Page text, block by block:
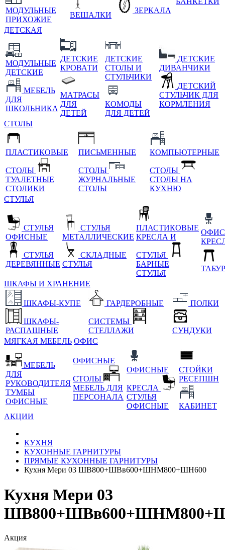
МОДУЛЬНЫЕ
ПРИХОЖИЕ
ВЕШАЛКИ
ЗЕРКАЛА
ДЕТСКАЯ
МОДУЛЬНЫЕ
ДЕТСКИЕ
МЕБЕЛЬ
ДЛЯ
ШКОЛЬНИКА
ДЕТСКИЕ
КРОВАТИ
МАТРАСЫ
ДЛЯ
ДЕТЕЙ
ДЕТСКИЕ
СТОЛЫ И
СТУЛЬЧИКИ
КОМОДЫ
ДЛЯ ДЕТЕЙ
ДЕТСКИЕ
ДИВАНЧИКИ
ДЕТСКИЙ
СТУЛЬЧИК ДЛЯ
КОРМЛЕНИЯ
СТОЛЫ
ПЛАСТИКОВЫЕ
СТОЛЫ
ТУАЛЕТНЫЕ
СТОЛИКИ
ПИСЬМЕННЫЕ
СТОЛЫ
ЖУРНАЛЬНЫЕ
СТОЛЫ
КОМПЬЮТЕРНЫЕ
СТОЛЫ
СТОЛЫ НА
КУХНЮ
СТУЛЬЯ
СТУЛЬЯ
ОФИСНЫЕ
СТУЛЬЯ
ДЕРЕВЯННЫЕ
СТУЛЬЯ
МЕТАЛЛИЧЕСКИЕ
СКЛАДНЫЕ
СТУЛЬЯ
ПЛАСТИКОВЫЕ
КРЕСЛА И
СТУЛЬЯ
БАРНЫЕ
СТУЛЬЯ
ШКАФЫ И ХРАНЕНИЕ
ШКАФЫ-КУПЕ
ШКАФЫ-
РАСПАШНЫЕ
ГАРДЕРОБНЫЕ
СИСТЕМЫ
СТЕЛЛАЖИ
ПОЛКИ
СУНДУКИ
МЯГКАЯ МЕБЕЛЬ ОФИС
МЕБЕЛЬ
ДЛЯ
РУКОВОДИТЕЛЯ
ТУМБЫ
ОФИСНЫЕ
ОФИСНЫЕ
СТОЛЫ
МЕБЕЛЬ ДЛЯ
ПЕРСОНАЛА
ОФИСНЫЕ
КРЕСЛА
СТУЛЬЯ
ОФИСНЫЕ
СТОЙКИ
РЕСЕПШН
КАБИНЕТ
АКЦИИ
КУХНЯ
КУХОННЫЕ ГАРНИТУРЫ
ПРЯМЫЕ КУХОННЫЕ ГАРНИТУРЫ
Кухня Мери 03 ШВ800+ШВв600+ШНМ800+ШН600
Кухня Мери 03
Акция